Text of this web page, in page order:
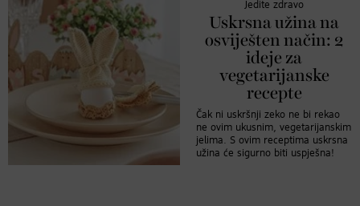
Jedite zdravo
Uskrsna užina na
osviješten način: 2
ideje za
vegetarijanske
recepte
Čak ni uskršnji zeko ne bi rekao
ne ovim ukusnim, vegetarijanskim
jelima. S ovim receptima uskrsna
užina će sigurno biti uspješna!